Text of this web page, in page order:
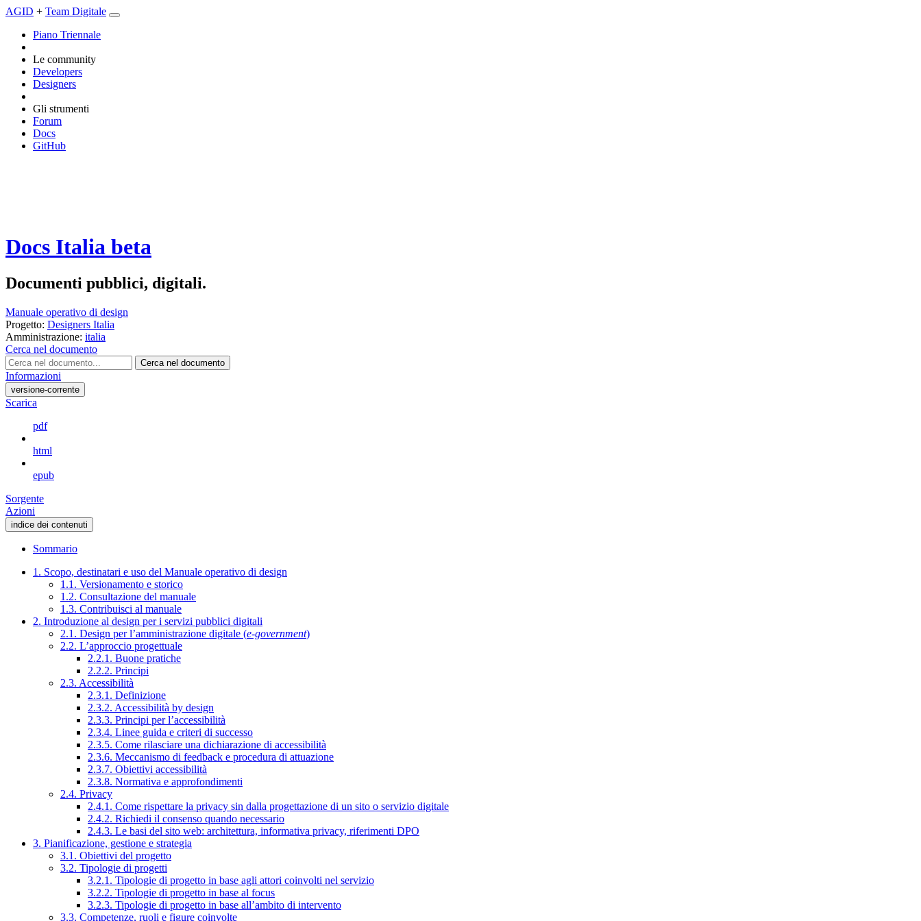
AGID + Team Digitale
Piano Triennale
Le community
Developers
Designers
Gli strumenti
Forum
Docs
GitHub
Docs Italia beta
Documenti pubblici, digitali.
Manuale operativo di design
Progetto: Designers Italia
Amministrazione: italia
Cerca nel documento
Cerca nel documento
Informazioni
versione-corrente
Scarica
pdf
html
epub
Sorgente
Azioni
indice dei contenuti
Sommario
1. Scopo, destinatari e uso del Manuale operativo di design
1.1. Versionamento e storico
1.2. Consultazione del manuale
1.3. Contribuisci al manuale
2. Introduzione al design per i servizi pubblici digitali
2.1. Design per l’amministrazione digitale (e-government)
2.2. L’approccio progettuale
2.2.1. Buone pratiche
2.2.2. Principi
2.3. Accessibilità
2.3.1. Definizione
2.3.2. Accessibilità by design
2.3.3. Principi per l’accessibilità
2.3.4. Linee guida e criteri di successo
2.3.5. Come rilasciare una dichiarazione di accessibilità
2.3.6. Meccanismo di feedback e procedura di attuazione
2.3.7. Obiettivi accessibilità
2.3.8. Normativa e approfondimenti
2.4. Privacy
2.4.1. Come rispettare la privacy sin dalla progettazione di un sito o servizio digitale
2.4.2. Richiedi il consenso quando necessario
2.4.3. Le basi del sito web: architettura, informativa privacy, riferimenti DPO
3. Pianificazione, gestione e strategia
3.1. Obiettivi del progetto
3.2. Tipologie di progetti
3.2.1. Tipologie di progetto in base agli attori coinvolti nel servizio
3.2.2. Tipologie di progetto in base al focus
3.2.3. Tipologie di progetto in base all’ambito di intervento
3.3. Competenze, ruoli e figure coinvolte